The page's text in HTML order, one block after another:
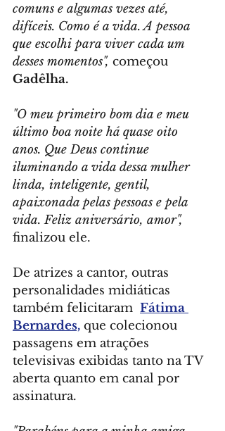
comuns e algumas vezes até,
difíceis. Como é a vida. A pessoa
que escolhi para viver cada um
desses momentos", começou
Gadêlha.
"O meu primeiro bom dia e meu
último boa noite há quase oito
anos. Que Deus continue
iluminando a vida dessa mulher
linda, inteligente, gentil,
apaixonada pelas pessoas e pela
vida. Feliz aniversário, amor",
finalizou ele.
De atrizes a cantor, outras
personalidades midiáticas
também felicitaram Fátima
Bernardes, que colecionou
passagens em atrações
televisivas exibidas tanto na TV
aberta quanto em canal por
assinatura.